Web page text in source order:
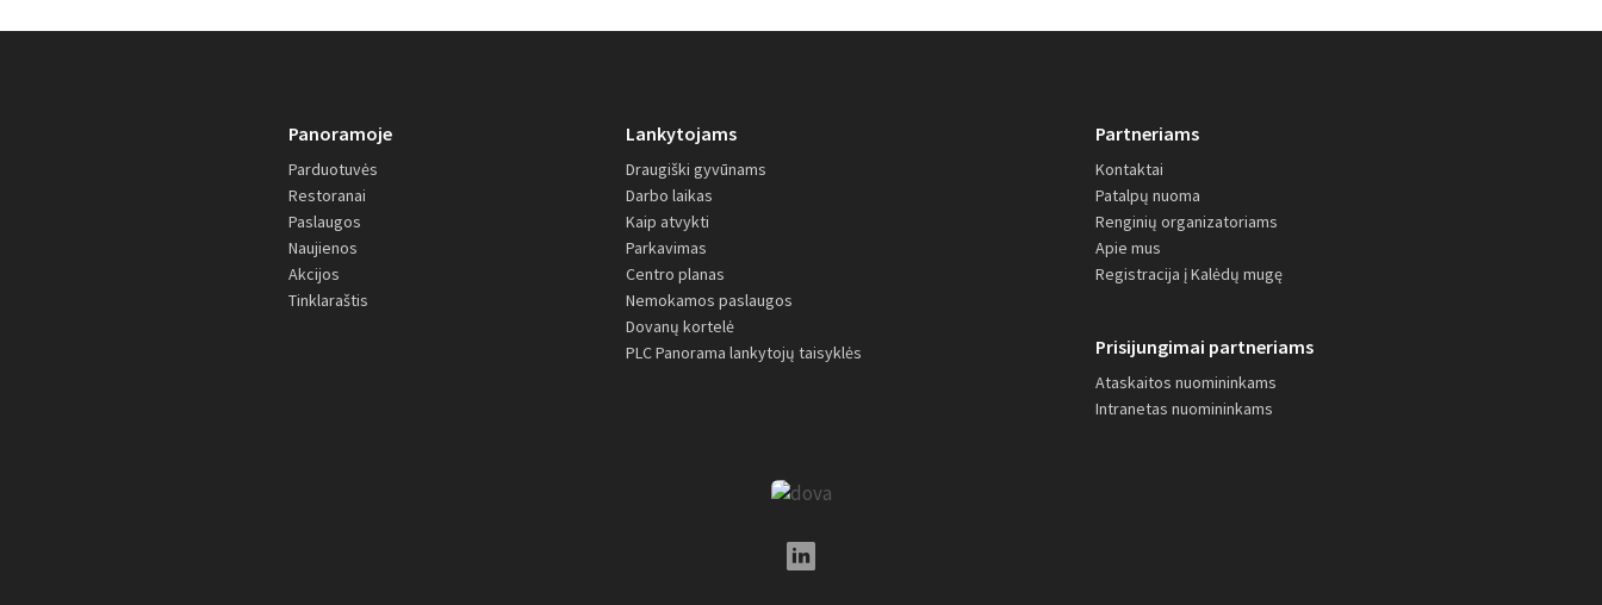
Panoramoje
Parduotuvės
Restoranai
Paslaugos
Naujienos
Akcijos
Tinklaraštis
Lankytojams
Draugiški gyvūnams
Darbo laikas
Kaip atvykti
Parkavimas
Centro planas
Nemokamos paslaugos
Dovanų kortelė
PLC Panorama lankytojų taisyklės
Partneriams
Kontaktai
Patalpų nuoma
Renginių organizatoriams
Apie mus
Registracija į Kalėdų mugę
Prisijungimai partneriams
Ataskaitos nuomininkams
Intranetas nuomininkams